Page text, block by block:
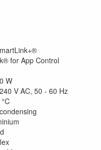
for App Control
W
V AC, 50 - 60 Hz